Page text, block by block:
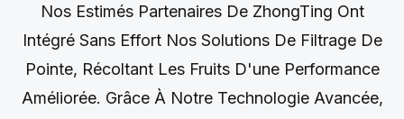
Nos Estimés Partenaires De ZhongTing Ont
Intégré Sans Effort Nos Solutions De Filtrage De
Pointe, Récoltant Les Fruits D'une Performance
Améliorée. Grâce À Notre Technologie Avancée,